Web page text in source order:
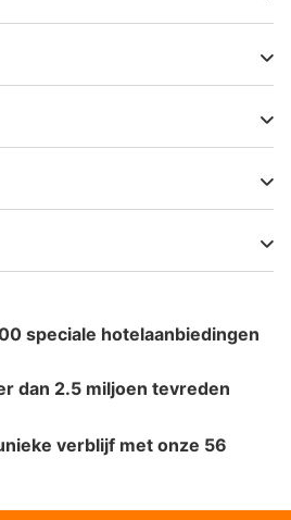
speciale hotelaanbiedingen
dan 2.5 miljoen tevreden
verblijf met onze 56